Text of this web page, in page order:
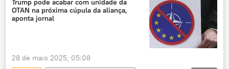
Ucrânia
Trump pode acabar com unidade da
OTAN na próxima cúpula da aliança,
aponta jornal
28 de maio 2025, 05:08